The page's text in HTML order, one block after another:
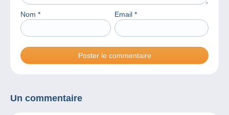
Nom * Email *
Un commentaire